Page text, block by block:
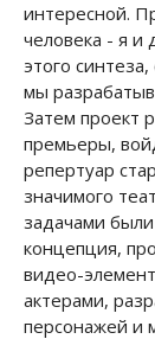
интересной.
человека - я и
этого
мы
Затем проект
премьеры,
репертуар
значимого
задачами
концепция,
видео-
актерами,
персонажей и